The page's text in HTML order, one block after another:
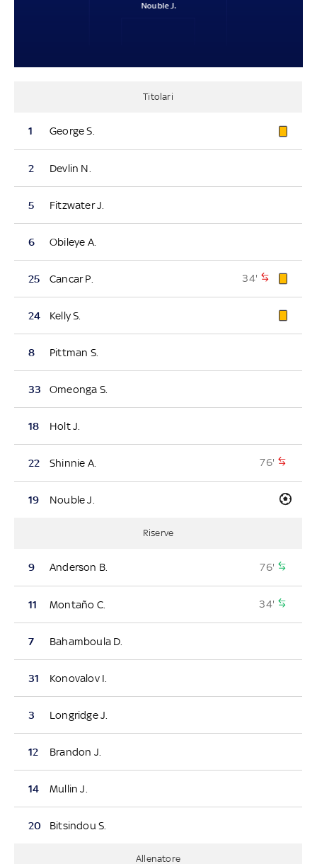
Nouble J.
Titolari
1 George S.
2 Devlin N.
5 Fitzwater J.
6 Obileye A.
25 Cancar P. 34'
24 Kelly S.
8 Pittman S.
33 Omeonga S.
18 Holt J.
22 Shinnie A. 76'
19 Nouble J.
Riserve
9 Anderson B. 76'
11 Montaño C. 34'
7 Bahamboula D.
31 Konovalov I.
3 Longridge J.
12 Brandon J.
14 Mullin J.
20 Bitsindou S.
Allenatore